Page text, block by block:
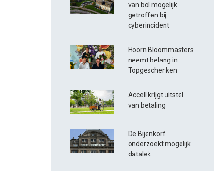
van bol mogelijk
getroffen bij
cyberincident
Hoorn Bloommasters
neemt belang in
Topgeschenken
Accell krijgt uitstel
van betaling
De Bijenkorf
onderzoekt mogelijk
datalek